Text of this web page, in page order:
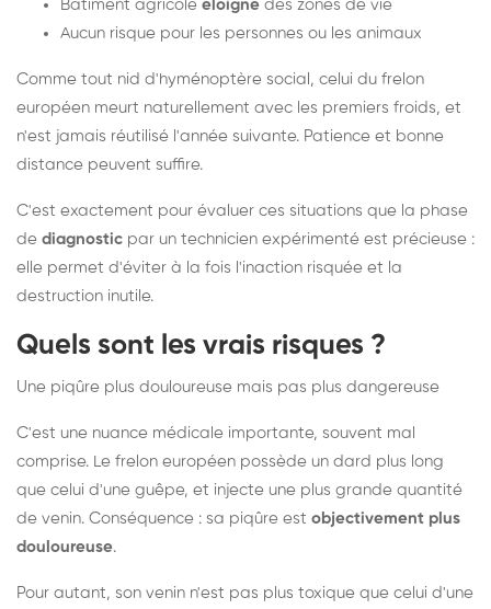
Bâtiment agricole éloigné des zones de vie
Aucun risque pour les personnes ou les animaux
Comme tout nid d'hyménoptère social, celui du frelon
européen meurt naturellement avec les premiers froids, et
n'est jamais réutilisé l'année suivante. Patience et bonne
distance peuvent suffire.
C'est exactement pour évaluer ces situations que la phase
de diagnostic par un technicien expérimenté est précieuse :
elle permet d'éviter à la fois l'inaction risquée et la
destruction inutile.
Quels sont les vrais risques ?
Une piqûre plus douloureuse mais pas plus dangereuse
C'est une nuance médicale importante, souvent mal
comprise. Le frelon européen possède un dard plus long
que celui d'une guêpe, et injecte une plus grande quantité
de venin. Conséquence : sa piqûre est objectivement plus
douloureuse.
Pour autant, son venin n'est pas plus toxique que celui d'une